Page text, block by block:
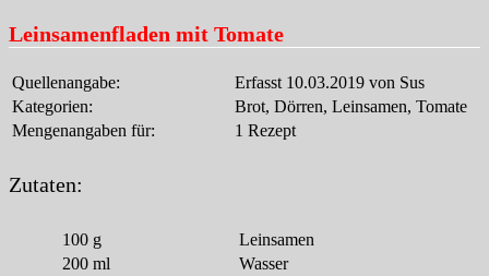
Leinsamenfladen mit Tomate
Quellenangabe:
Erfasst 10.03.2019 von Sus
Kategorien:
Brot, Dörren, Leinsamen, Tomate
Mengenangaben für:
1 Rezept
Zutaten:
100 g
Leinsamen
200 ml
Wasser